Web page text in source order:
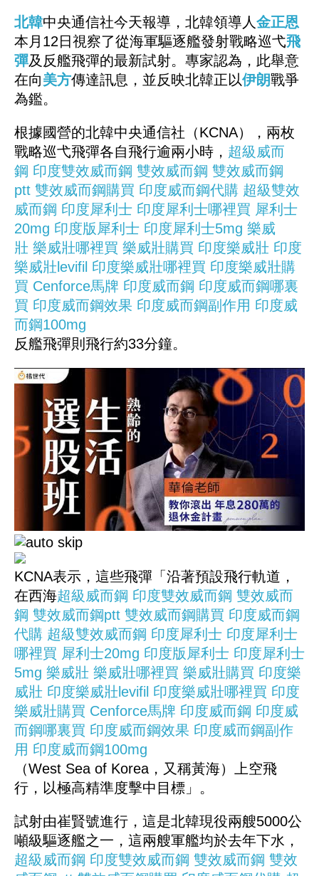
北韓中央通信社今天報導，北韓領導人金正恩
本月12日視察了從海軍驅逐艦發射戰略巡弋飛
彈及反艦飛彈的最新試射。專家認為，此舉意
在向美方傳達訊息，並反映北韓正以伊朗戰爭
為鑑。
根據國營的北韓中央通信社（KCNA），兩枚
戰略巡弋飛彈各自飛行逾兩小時， 超級威而
鋼 印度雙效威而鋼 雙效威而鋼 雙效威而鋼
ptt 雙效威而鋼購買 印度威而鋼代購 超級雙效
威而鋼 印度犀利士 印度犀利士哪裡買 犀利士
20mg 印度版犀利士 印度犀利士5mg 樂威
壯 樂威壯哪裡買 樂威壯購買 印度樂威壯 印度
樂威壯levifil 印度樂威壯哪裡買 印度樂威壯購
買 Cenforce馬牌 印度威而鋼 印度威而鋼哪裏
買 印度威而鋼效果 印度威而鋼副作用 印度威
而鋼100mg
反艦飛彈則飛行約33分鐘。
KCNA表示，這些飛彈「沿著預設飛行軌道，
在西海超級威而鋼 印度雙效威而鋼 雙效威而
鋼 雙效威而鋼ptt 雙效威而鋼購買 印度威而鋼
代購 超級雙效威而鋼 印度犀利士 印度犀利士
哪裡買 犀利士20mg 印度版犀利士 印度犀利士
5mg 樂威壯 樂威壯哪裡買 樂威壯購買 印度樂
威壯 印度樂威壯levifil 印度樂威壯哪裡買 印度
樂威壯購買 Cenforce馬牌 印度威而鋼 印度威
而鋼哪裏買 印度威而鋼效果 印度威而鋼副作
用 印度威而鋼100mg
（West Sea of Korea，又稱黃海）上空飛
行，以極高精準度擊中目標」。
試射由崔賢號進行，這是北韓現役兩艘5000公
噸級驅逐艦之一，這兩艘軍艦均於去年下水，
超級威而鋼 印度雙效威而鋼 雙效威而鋼 雙效